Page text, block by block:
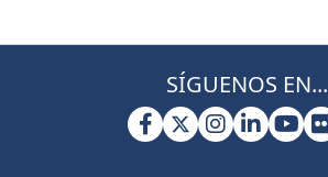
SÍGUENOS EN...